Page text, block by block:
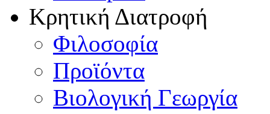
Κρητική Διατροφή
Φιλοσοφία
Προϊόντα
Βιολογική Γεωργία